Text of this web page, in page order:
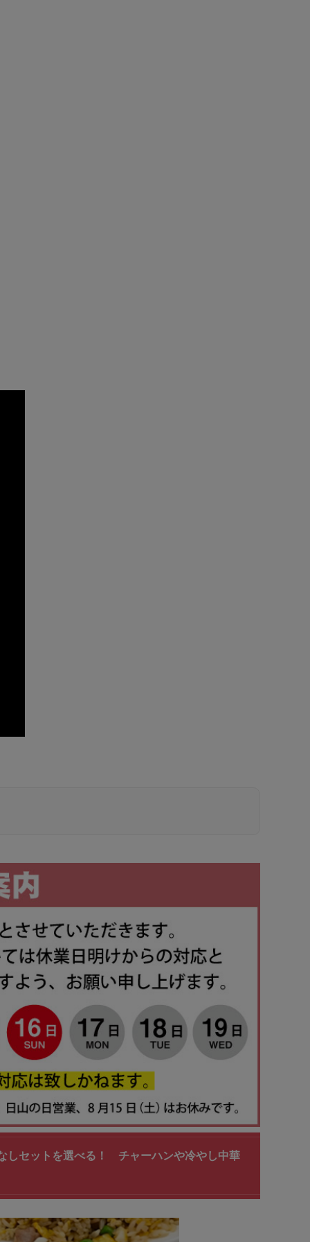
しセットを選べる！ チャーハンや冷やし中華